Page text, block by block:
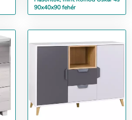
90x40x90 fehér